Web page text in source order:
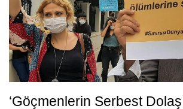
‘Göçmenlerin Serbest